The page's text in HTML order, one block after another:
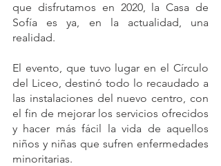
que disfrutamos en 2020, la Casa de
Sofía es ya, en la actualidad, una
realidad.
El evento, que tuvo lugar en el Círculo
del Liceo, destinó todo lo recaudado a
las instalaciones del nuevo centro, con
el fin de mejorar los servicios ofrecidos
y hacer más fácil la vida de aquellos
niños y niñas que sufren enfermedades
minoritarias.